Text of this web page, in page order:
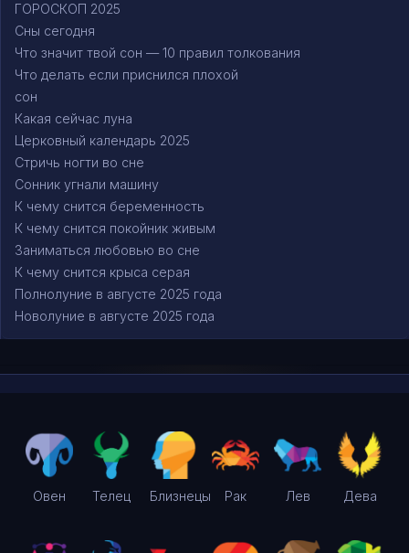
ГОРОСКОП 2025
Сны сегодня
Что значит твой сон — 10 правил толкования
Что делать если приснился плохой
сон
Какая сейчас луна
Церковный календарь 2025
Стричь ногти во сне
Сонник угнали машину
К чему снится беременность
К чему снится покойник живым
Заниматься любовью во сне
К чему снится крыса серая
Полнолуние в августе 2025 года
Новолуние в августе 2025 года
Овен Телец Близнецы Рак Лев Дева